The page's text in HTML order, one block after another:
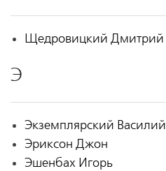
Щедровицкий Дмитрий
Э
Экземплярский Василий
Эриксон Джон
Эшенбах Игорь